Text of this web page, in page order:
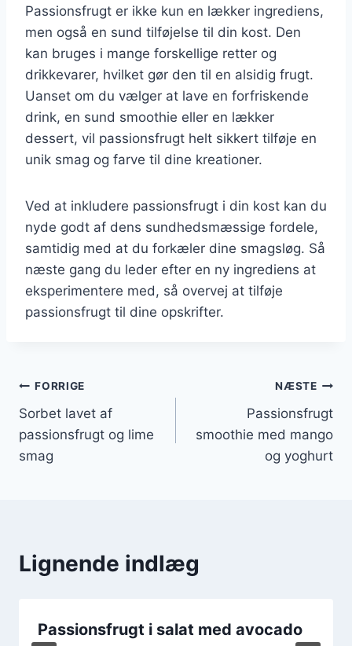
Passionsfrugt er ikke kun en lækker ingrediens,
men også en sund tilføjelse til din kost. Den
kan bruges i mange forskellige retter og
drikkevarer, hvilket gør den til en alsidig frugt.
Uanset om du vælger at lave en forfriskende
drink, en sund smoothie eller en lækker
dessert, vil passionsfrugt helt sikkert tilføje en
unik smag og farve til dine kreationer.
Ved at inkludere passionsfrugt i din kost kan du
nyde godt af dens sundhedsmæssige fordele,
samtidig med at du forkæler dine smagsløg. Så
næste gang du leder efter en ny ingrediens at
eksperimentere med, så overvej at tilføje
passionsfrugt til dine opskrifter.
Indlægsnavigation
FORRIGE
Sorbet lavet af
passionsfrugt og lime
smag
NÆSTE
Passionsfrugt
smoothie med mango
og yoghurt
Lignende indlæg
Passionsfrugt i salat med avocado